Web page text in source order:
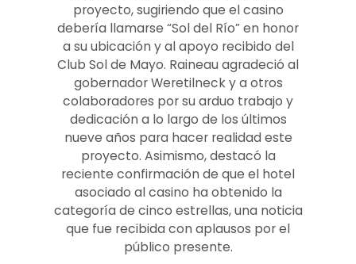
proyecto, sugiriendo que el casino
debería llamarse “Sol del Río” en honor
a su ubicación y al apoyo recibido del
Club Sol de Mayo. Raineau agradeció al
gobernador Weretilneck y a otros
colaboradores por su arduo trabajo y
dedicación a lo largo de los últimos
nueve años para hacer realidad este
proyecto. Asimismo, destacó la
reciente confirmación de que el hotel
asociado al casino ha obtenido la
categoría de cinco estrellas, una noticia
que fue recibida con aplausos por el
público presente.